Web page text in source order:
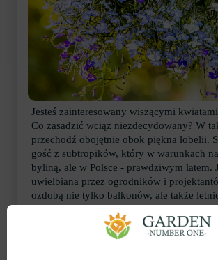
Jesteś zainteresowany wiszącymi
Co zasadzić wciąż niezdecydowany? W
przechodź obojętnie obok piękna lobelii.
gość z subtropików, który w warunkach
byliną, ale w Polsce - prawdziwym latem.
uwielbiana przez ogrodników i
ozdobą nie tylko balkonów, ale także
Lobelia to kwiat dla leniwych. Posadzenie
na balkonie oznacza stworzenie